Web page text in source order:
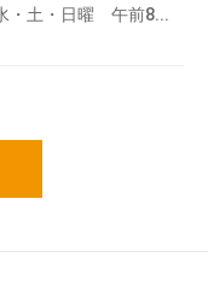
・土・日曜 午前8...